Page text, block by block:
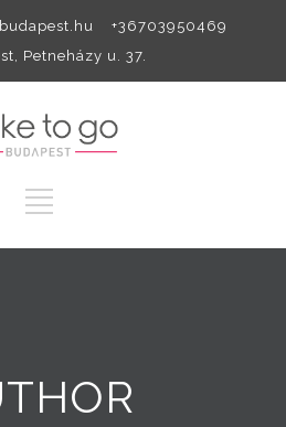
+36703950469
Petneházy u. 37.